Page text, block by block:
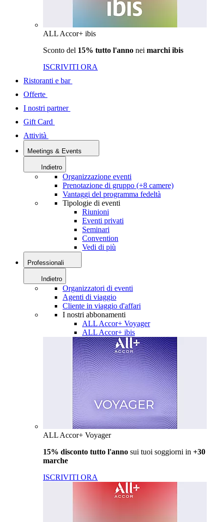
ALL Accor+ ibis
Sconto del 15% tutto l'anno nei marchi ibis
ISCRIVITI ORA
Ristoranti e bar
Offerte
I nostri partner
Gift Card
Attività
Meetings & Events
Indietro
Organizzazione eventi
Prenotazione di gruppo (+8 camere)
Vantaggi del programma fedeltà
Tipologie di eventi
Riunioni
Eventi privati
Seminari
Convention
Vedi di più
Professionali
Indietro
Organizzatori di eventi
Agenti di viaggio
Cliente in viaggio d'affari
I nostri abbonamenti
ALL Accor+ Voyager
ALL Accor+ ibis
ALL Accor+ Voyager
15% disconto tutto l'anno sui tuoi soggiorni in +30
marche
ISCRIVITI ORA